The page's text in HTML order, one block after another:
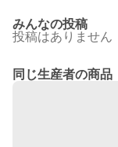
みんなの投稿
投稿はありません
同じ生産者の商品